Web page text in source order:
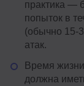
практика —
попыток в
(обычно 15-
атак.
Время
должна